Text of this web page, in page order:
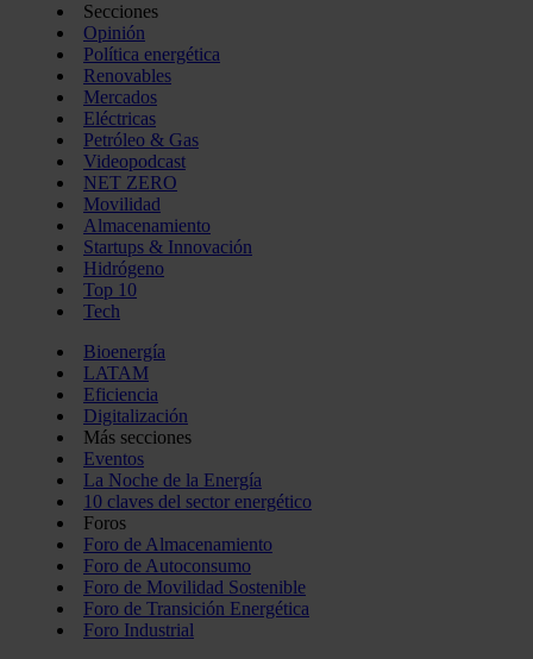
Secciones
Opinión
Política energética
Renovables
Mercados
Eléctricas
Petróleo & Gas
Videopodcast
NET ZERO
Movilidad
Almacenamiento
Startups & Innovación
Hidrógeno
Top 10
Tech
Bioenergía
LATAM
Eficiencia
Digitalización
Más secciones
Eventos
La Noche de la Energía
10 claves del sector energético
Foros
Foro de Almacenamiento
Foro de Autoconsumo
Foro de Movilidad Sostenible
Foro de Transición Energética
Foro Industrial